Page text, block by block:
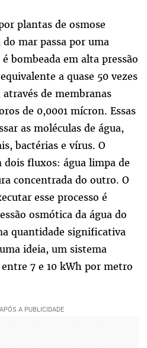
plantas de osmose
do mar passa por uma
bombeada em alta pressão
a quase 50 vezes
de membranas
de 0,0001 mícron. Essas
as moléculas de água,
bactérias e vírus. O
fluxos: água limpa de
concentrada do outro. O
esse processo é
osmótica da água do
quantidade significativa
ideia, um sistema
7 e 10 kWh por metro